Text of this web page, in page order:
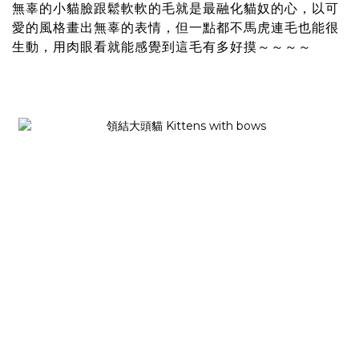
無辜的小貓臉跟鬆軟軟的毛就是最融化貓奴的心，以可
愛的風格畫出無辜的表情，但一點都不馬虎連毛也能很
生動，用肉眼看就能感覺到這毛有多好摸～～～～